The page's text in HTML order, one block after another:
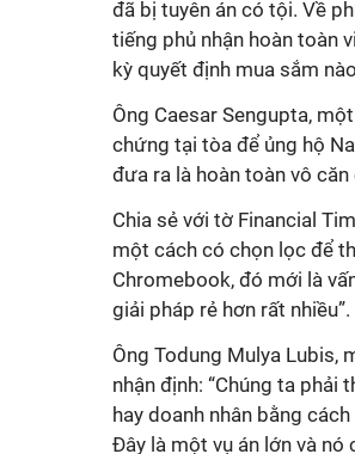
đã bị tuyên án có tội. Về
tiếng phủ nhận hoàn toàn
kỳ quyết định mua sắm
Ông Caesar Sengupta,
chứng tại tòa để ủng hộ
đưa ra là hoàn toàn vô căn
Chia sẻ với tờ Financial
một cách có chọn lọc để
Chromebook, đó mới là
giải pháp rẻ hơn rất nhiều”.
Ông Todung Mulya Lubis,
nhận định: “Chúng ta
hay doanh nhân bằng
Đây là một vụ án lớn và